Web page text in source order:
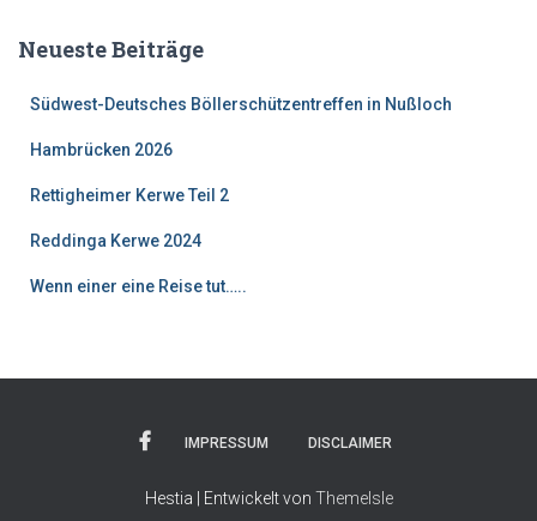
Neueste Beiträge
Südwest-Deutsches Böllerschützentreffen in Nußloch
Hambrücken 2026
Rettigheimer Kerwe Teil 2
Reddinga Kerwe 2024
Wenn einer eine Reise tut…..
IMPRESSUM DISCLAIMER
Hestia | Entwickelt von ThemeIsle